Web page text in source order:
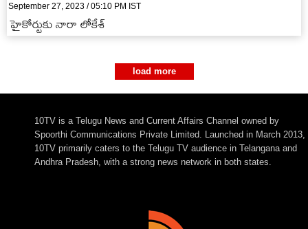
September 27, 2023 / 05:10 PM IST
హైకోర్టుకు నారా లోకేశ్‌
load more
10TV is a Telugu News and Current Affairs Channel owned by
Spoorthi Communications Private Limited. Launched in March 2013,
10TV primarily caters to the Telugu TV audience in Telangana and
Andhra Pradesh, with a strong news network in both states.